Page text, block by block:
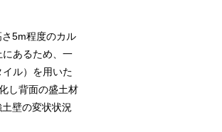
5m程度のカル
あるため、一
ル）を用いた
し背面の盛土材
壁の変状状況